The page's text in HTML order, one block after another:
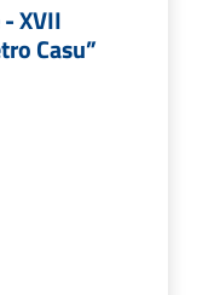
XVII
Casu”